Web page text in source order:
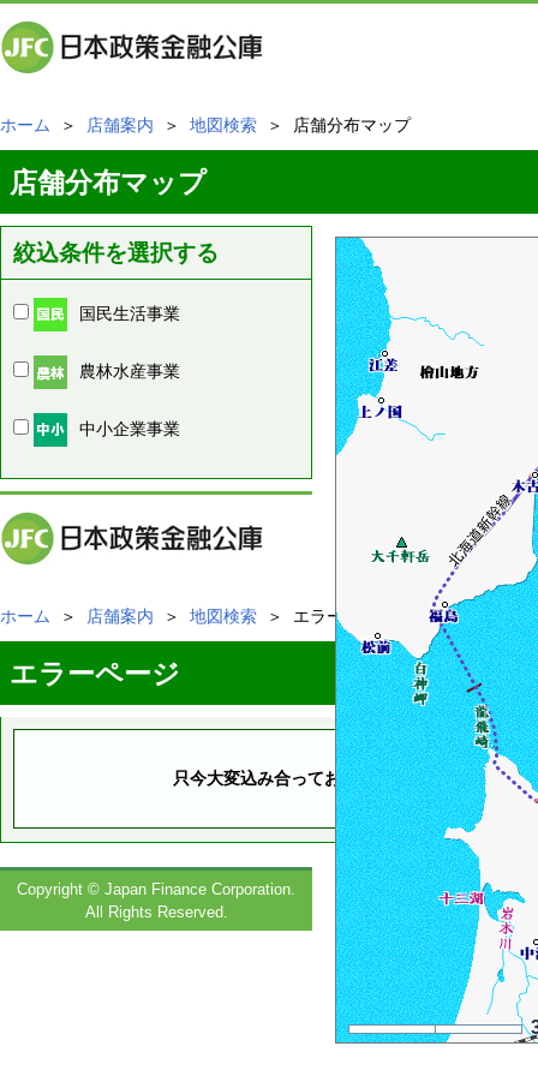
ホーム ＞ 店舗案内 ＞ 地図検索 ＞ 店舗分布マップ
店舗分布マップ
絞込条件を選択する
国民生活事業
農林水産事業
中小企業事業
ホーム ＞ 店舗案内 ＞ 地図検索 ＞ エラーページ
エラーページ
只今大変込み合っております。大変申し訳ご
Copyright © Japan Finance Corporation.
All Rights Reserved.